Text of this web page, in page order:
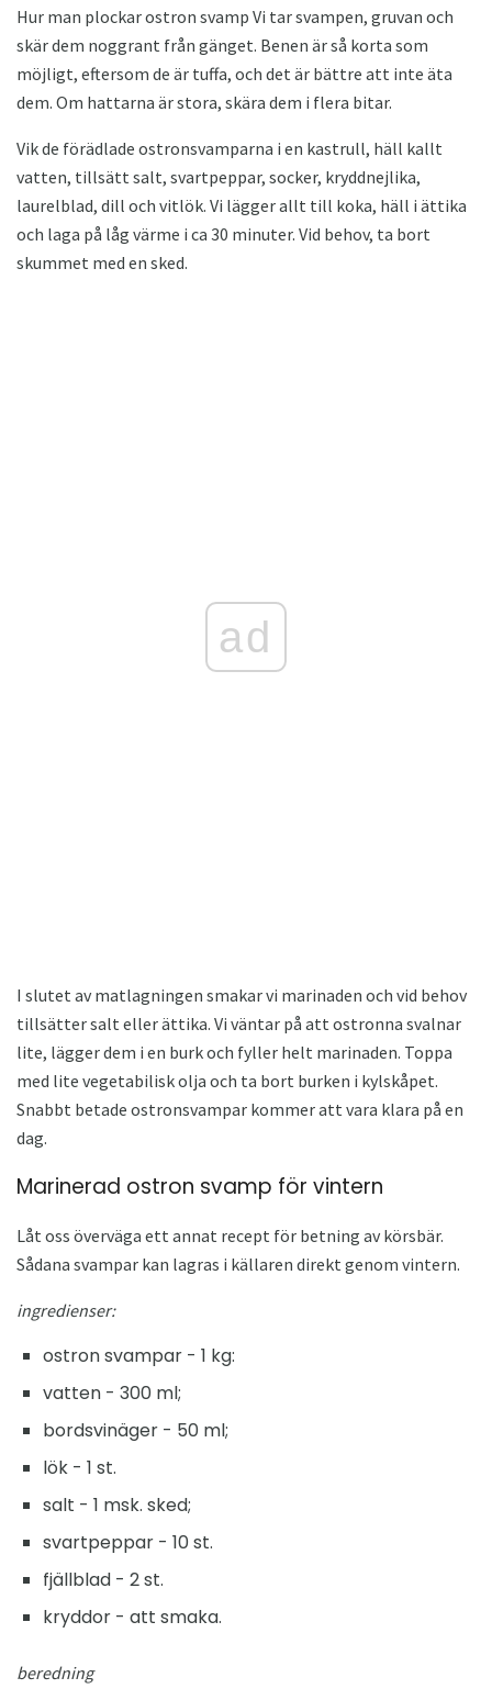
Hur man plockar ostron svamp Vi tar svampen, gruvan och
skär dem noggrant från gänget. Benen är så korta som
möjligt, eftersom de är tuffa, och det är bättre att inte äta
dem. Om hattarna är stora, skära dem i flera bitar.
Vik de förädlade ostronsvamparna i en kastrull, häll kallt
vatten, tillsätt salt, svartpeppar, socker, kryddnejlika,
laurelblad, dill och vitlök. Vi lägger allt till koka, häll i ättika
och laga på låg värme i ca 30 minuter. Vid behov, ta bort
skummet med en sked.
ad
I slutet av matlagningen smakar vi marinaden och vid behov
tillsätter salt eller ättika. Vi väntar på att ostronna svalnar
lite, lägger dem i en burk och fyller helt marinaden. Toppa
med lite vegetabilisk olja och ta bort burken i kylskåpet.
Snabbt betade ostronsvampar kommer att vara klara på en
dag.
Marinerad ostron svamp för vintern
Låt oss överväga ett annat recept för betning av körsbär.
Sådana svampar kan lagras i källaren direkt genom vintern.
ingredienser:
ostron svampar - 1 kg:
vatten - 300 ml;
bordsvinäger - 50 ml;
lök - 1 st.
salt - 1 msk. sked;
svartpeppar - 10 st.
fjällblad - 2 st.
kryddor - att smaka.
beredning